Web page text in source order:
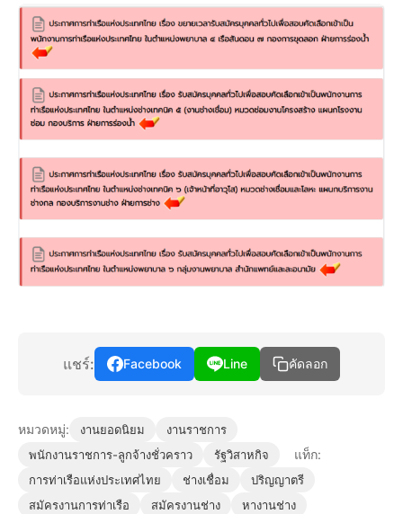
แชร์: Facebook Line คัดลอก
หมวดหมู่: งานยอดนิยม
งานราชการ
พนักงานราชการ-ลูกจ้างชั่วคราว
รัฐวิสาหกิจ แท็ก:
การท่าเรือแห่งประเทศไทย ช่างเชื่อม
ปริญญาตรี
สมัครงานการท่าเรือ
สมัครงานช่าง
หางานช่าง